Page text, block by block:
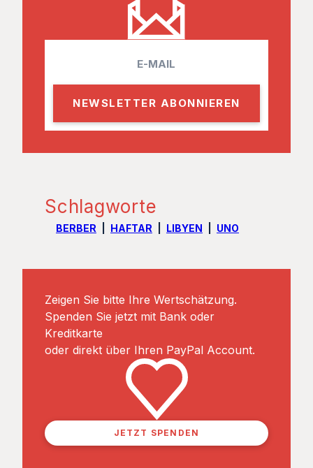
l
Schlagworte
BERBER HAFTAR LIBYEN UNO
Zeigen Sie bitte Ihre Wertschätzung.
Spenden Sie jetzt mit Bank oder
Kreditkarte
oder direkt über Ihren PayPal Account.
JETZT SPENDEN